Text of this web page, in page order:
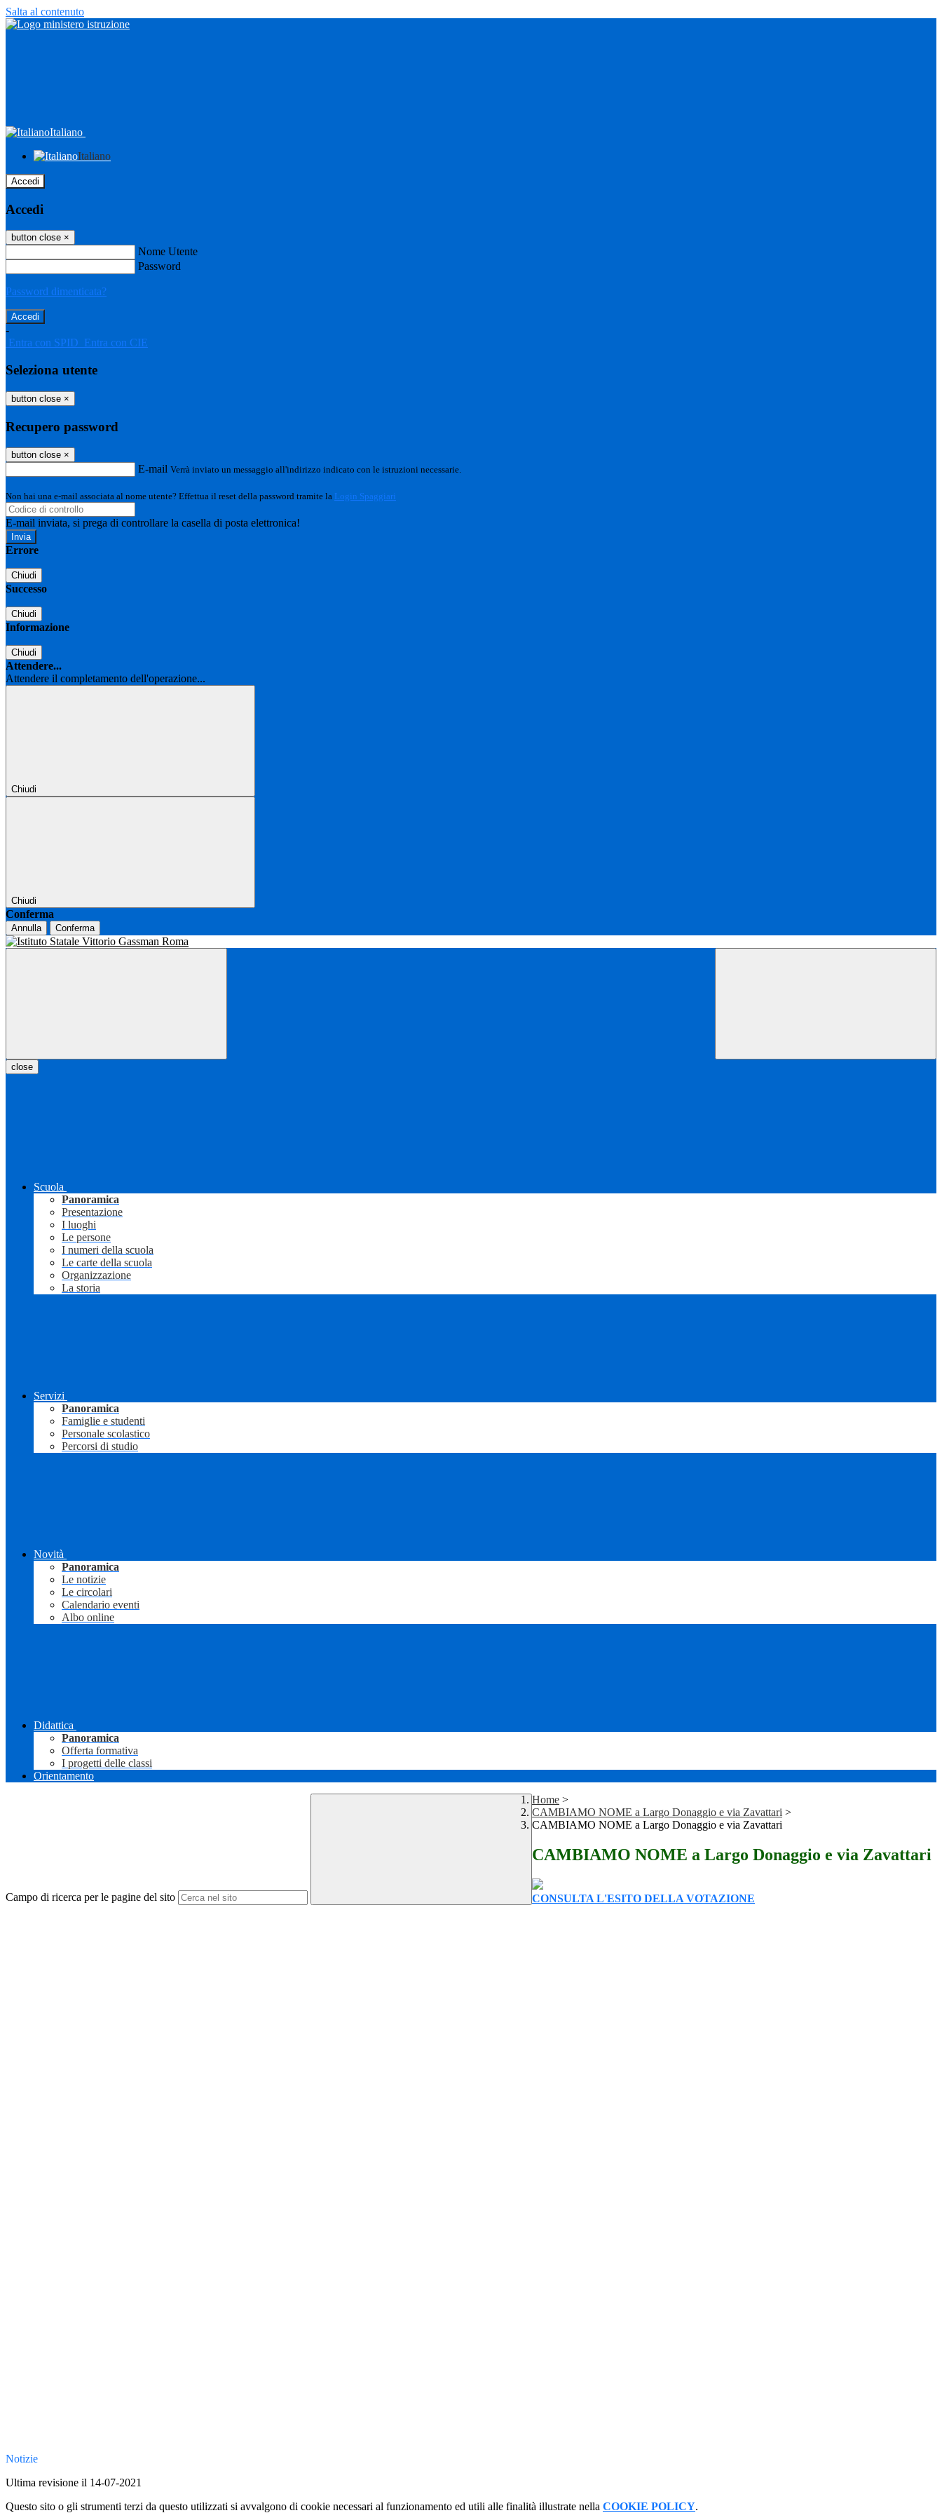
Salta al contenuto
Italiano
Italiano
Accedi
Accedi
button close ×
Nome Utente
Password
Password dimenticata?
-
Entra con SPID Entra con CIE
Seleziona utente
button close ×
Recupero password
button close ×
E-mail Verrà inviato un messaggio all'indirizzo indicato con le istruzioni necessarie.
Non hai una e-mail associata al nome utente? Effettua il reset della password tramite la Login Spaggiari
E-mail inviata, si prega di controllare la casella di posta elettronica!
Errore
Chiudi
Successo
Chiudi
Informazione
Chiudi
Attendere...
Attendere il completamento dell'operazione...
Chiudi
Chiudi
Conferma
Annulla Conferma
close
Scuola
Panoramica
Presentazione
I luoghi
Le persone
I numeri della scuola
Le carte della scuola
Organizzazione
La storia
Servizi
Panoramica
Famiglie e studenti
Personale scolastico
Percorsi di studio
Novità
Panoramica
Le notizie
Le circolari
Calendario eventi
Albo online
Didattica
Panoramica
Offerta formativa
I progetti delle classi
Orientamento
Campo di ricerca per le pagine del sito
Home >
CAMBIAMO NOME a Largo Donaggio e via Zavattari >
CAMBIAMO NOME a Largo Donaggio e via Zavattari
CAMBIAMO NOME a Largo Donaggio e via Zavattari
CONSULTA L'ESITO DELLA VOTAZIONE
Notizie
Ultima revisione il 14-07-2021
Questo sito o gli strumenti terzi da questo utilizzati si avvalgono di cookie necessari al funzionamento ed utili alle finalità illustrate nella COOKIE POLICY.